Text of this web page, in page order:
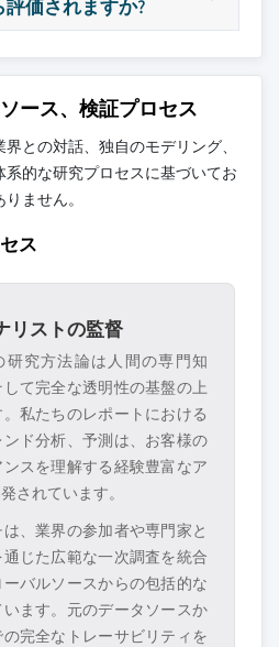
価されますか?
ース、検証プロセス
との対話、独自のモデリング、
的な研究プロセスに基づいてお
ません。
ス
リストの監督
研究方法論は人間の専門知
て完全な透明性の基盤の上
私たちのレポートにおける
ド分析、予測は、お客様の
スを理解する経験豊富なア
されています。
、業界の参加者や専門家と
じた広範な一次調査を統合
バルソースからの包括的な
ます。元のデータソースか
完全なトレーサビリティを